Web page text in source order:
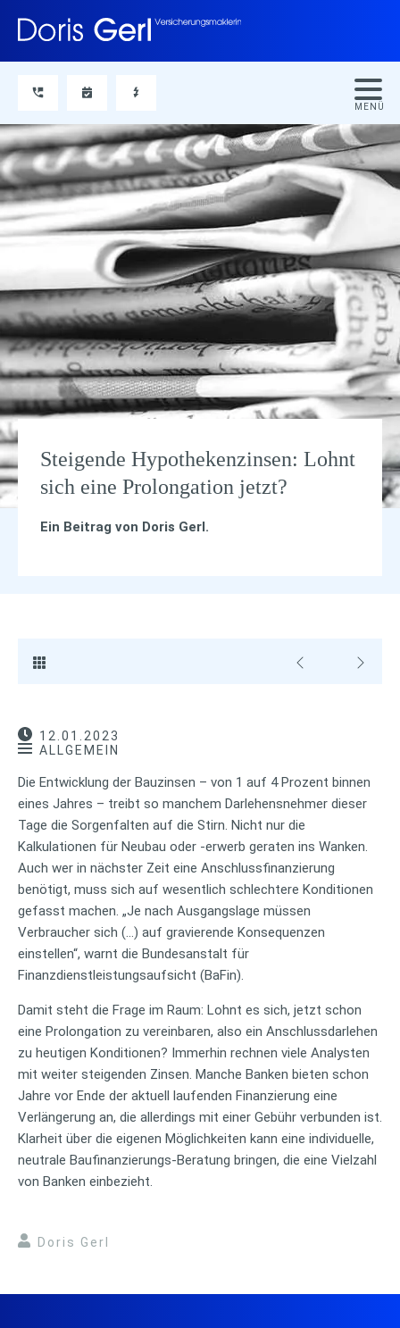
Steigende Hypothekenzinsen: Lohnt
sich eine Prolongation jetzt?
Ein Beitrag von Doris Gerl.
12.01.2023
ALLGEMEIN
Die Entwicklung der Bauzinsen – von 1 auf 4 Prozent binnen
eines Jahres – treibt so manchem Darlehensnehmer dieser
Tage die Sorgenfalten auf die Stirn. Nicht nur die
Kalkulationen für Neubau oder -erwerb geraten ins Wanken.
Auch wer in nächster Zeit eine Anschlussfinanzierung
benötigt, muss sich auf wesentlich schlechtere Konditionen
gefasst machen. „Je nach Ausgangslage müssen
Verbraucher sich (…) auf gravierende Konsequenzen
einstellen“, warnt die Bundesanstalt für
Finanzdienstleistungsaufsicht (BaFin).
Damit steht die Frage im Raum: Lohnt es sich, jetzt schon
eine Prolongation zu vereinbaren, also ein Anschlussdarlehen
zu heutigen Konditionen? Immerhin rechnen viele Analysten
mit weiter steigenden Zinsen. Manche Banken bieten schon
Jahre vor Ende der aktuell laufenden Finanzierung eine
Verlängerung an, die allerdings mit einer Gebühr verbunden ist.
Klarheit über die eigenen Möglichkeiten kann eine individuelle,
neutrale Baufinanzierungs-Beratung bringen, die eine Vielzahl
von Banken einbezieht.
Doris Gerl